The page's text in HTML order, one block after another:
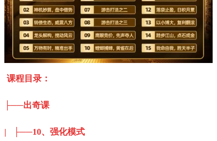
课程目录：
├──出奇课
| ├──10、强化模式